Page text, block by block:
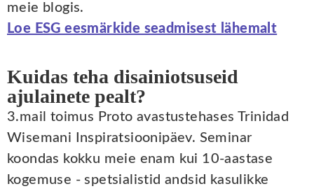
meie blogis.
Loe ESG eesmärkide seadmisest lähemalt
Kuidas teha disainiotsuseid
ajulainete pealt?
3.mail toimus Proto avastustehases Trinidad
Wisemani Inspiratsioonipäev. Seminar
koondas kokku meie enam kui 10-aastase
kogemuse - spetsialistid andsid kasulikke